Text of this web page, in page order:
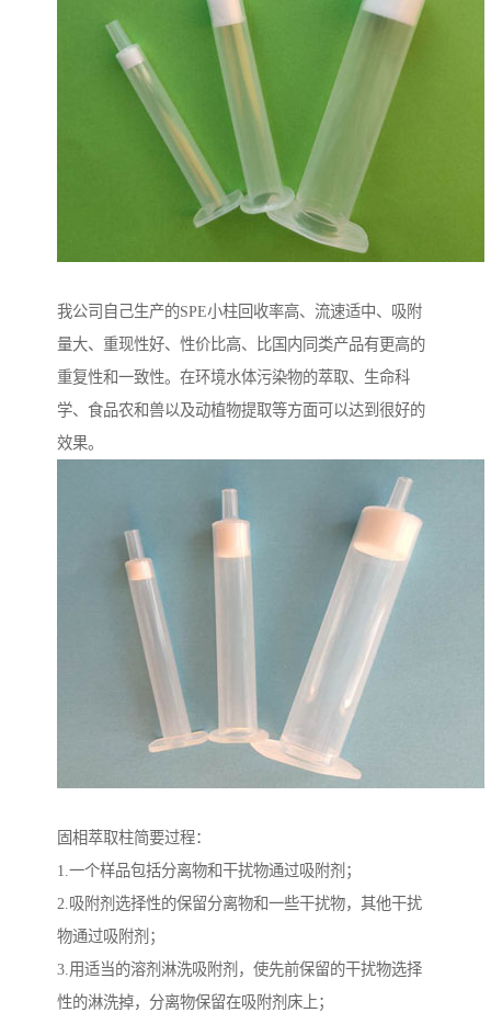
我公司自己生产的SPE小柱回收率高、流速适中、吸附
量大、重现性好、性价比高、比国内同类产品有更高的
重复性和一致性。在环境水体污染物的萃取、生命科
学、食品农和兽以及动植物提取等方面可以达到很好的
效果。
固相萃取柱简要过程：
1.一个样品包括分离物和干扰物通过吸附剂；
2.吸附剂选择性的保留分离物和一些干扰物，其他干扰
物通过吸附剂；
3.用适当的溶剂淋洗吸附剂，使先前保留的干扰物选择
性的淋洗掉，分离物保留在吸附剂床上；